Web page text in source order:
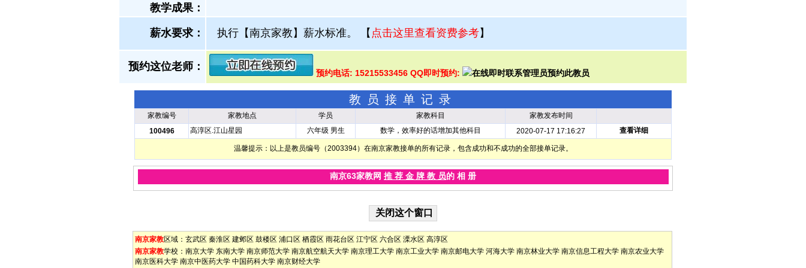
教学成果：
薪水要求： 执行【南京家教】薪水标准。 【 点击这里查看资费参考】
预约这位老师：
预约电话: 15215533456 QQ即时预约:
教员接单记录
家教编号 家教地点 学员 家教科目
家教发布时间
100496
高淳区.江山星园 六年级 男生 数学，效率好的话增加其他科目 2020-07-17 17:16:27 查看详细
温馨提示：以上是教员编号（2003394）在南京家教接单的所有记录，包含成功和不成功的全部接单记录。
南京63家教网 推 荐 金 牌 教 员的 相 册
南京家教区域： 玄武区 秦淮区 建邺区 鼓楼区 浦口区 栖霞区 雨花台区 江宁区 六合区 溧水区 高淳区
南京家教学校： 南京大学 东南大学 南京师范大学 南京航空航天大学 南京理工大学 南京工业大学 南京邮电大学 河海大学 南京林业大学 南京信息工程大学 南京农业大学
南京医科大学 南京中医药大学 中国药科大学 南京财经大学